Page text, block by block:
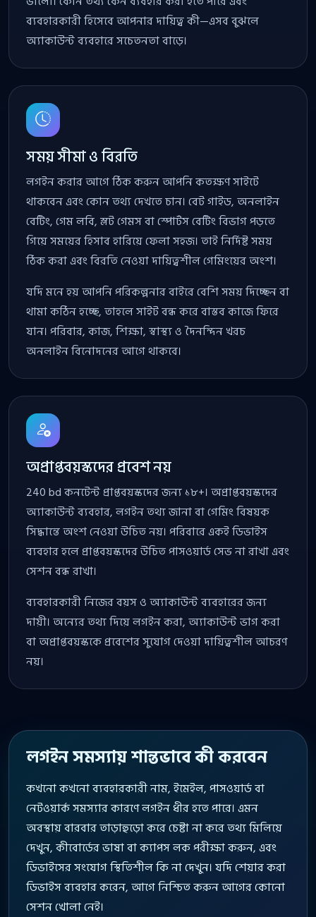
ব্যবহারকারী হিসেবে আপনার দায়িত্ব কী—এসব বুঝলে
অ্যাকাউন্ট ব্যবহারে সচেতনতা বাড়ে।
সময় সীমা ও বিরতি
লগইন করার আগে ঠিক করুন আপনি কতক্ষণ সাইটে
থাকবেন এবং কোন তথ্য দেখতে চান। বেট গাইড, অনলাইন
বেটিং, গেম লবি, স্লট গেমস বা স্পোর্টস বেটিং বিভাগ পড়তে
গিয়ে সময়ের হিসাব হারিয়ে ফেলা সহজ। তাই নির্দিষ্ট সময়
ঠিক করা এবং বিরতি নেওয়া দায়িত্বশীল গেমিংয়ের অংশ।
যদি মনে হয় আপনি পরিকল্পনার বাইরে বেশি সময় দিচ্ছেন বা
থামা কঠিন হচ্ছে, তাহলে সাইট বন্ধ করে বাস্তব কাজে ফিরে
যান। পরিবার, কাজ, শিক্ষা, স্বাস্থ্য ও দৈনন্দিন খরচ
অনলাইন বিনোদনের আগে থাকবে।
অপ্রাপ্তবয়স্কদের প্রবেশ নয়
240 bd কনটেন্ট প্রাপ্তবয়স্কদের জন্য ১৮+। অপ্রাপ্তবয়স্কদের
অ্যাকাউন্ট ব্যবহার, লগইন তথ্য জানা বা গেমিং বিষয়ক
সিদ্ধান্তে অংশ নেওয়া উচিত নয়। পরিবারে একই ডিভাইস
ব্যবহার হলে প্রাপ্তবয়স্কদের উচিত পাসওয়ার্ড সেভ না রাখা এবং
সেশন বন্ধ রাখা।
ব্যবহারকারী নিজের বয়স ও অ্যাকাউন্ট ব্যবহারের জন্য
দায়ী। অন্যের তথ্য দিয়ে লগইন করা, অ্যাকাউন্ট ভাগ করা
বা অপ্রাপ্তবয়স্ককে প্রবেশের সুযোগ দেওয়া দায়িত্বশীল আচরণ
নয়।
লগইন সমস্যায় শান্তভাবে কী করবেন
কখনো কখনো ব্যবহারকারী নাম, ইমেইল, পাসওয়ার্ড বা
নেটওয়ার্ক সমস্যার কারণে লগইন ধীর হতে পারে। এমন
অবস্থায় বারবার তাড়াহুড়ো করে চেষ্টা না করে তথ্য মিলিয়ে
দেখুন, কীবোর্ডের ভাষা বা ক্যাপস লক পরীক্ষা করুন, এবং
ডিভাইসের সংযোগ স্থিতিশীল কি না দেখুন। যদি শেয়ার করা
ডিভাইস ব্যবহার করেন, আগে নিশ্চিত করুন আগের কোনো
সেশন খোলা নেই।